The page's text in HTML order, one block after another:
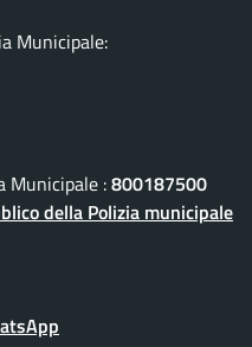
Municipale:
Municipale :800187500
della Polizia municipale